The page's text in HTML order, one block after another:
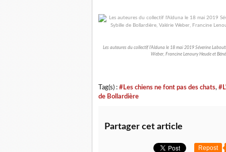
Les auteures du collectif l'Alduna le 18 mai 2019 Séverine
Weber, Francine Lenoury Heude et
Tag(s) : #Les chiens ne font pas des chats,
de Bollardière
Partager cet article
Repost